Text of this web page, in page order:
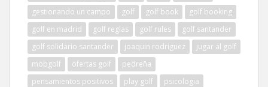
gestionando un campo
golf golf book
golf booking
golf en madrid
golf reglas golf rules
golf santander
golf solidario santander
joaquin rodriguez
jugar al golf
mobgolf
ofertas golf
pedreña
pensamientos positivos
play golf
psicologia